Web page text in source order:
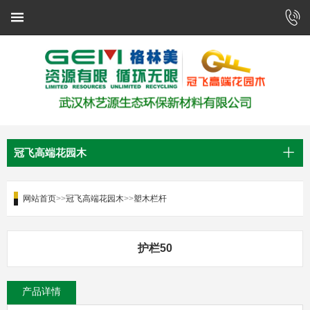
冠飞高端花园木
网站首页>>冠飞高端花园木>>塑木栏杆
护栏50
产品详情